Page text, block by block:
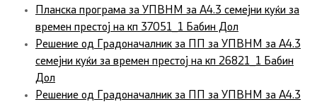
Планска програма за УПВНМ за А4.3 семејни куќи за
времен престој на кп 37051_1 Бабин Дол
Решение од Градоначалник за ПП за УПВНМ за А4.3
семејни куќи за времен престој на кп 26821_1 Бабин
Дол
Решение од Градоначалник за ПП за УПВНМ за А4.3